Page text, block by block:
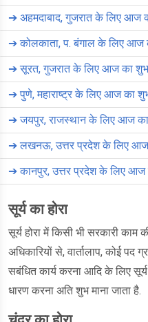
➔ अहमदाबाद, गुजरात के लिए आज
➔कोलकाता, प. बंगाल के लिए आज
➔सूरत, गुजरात के लिए आज का शुभ
➔पुणे, महाराष्ट्र के लिए आज का शुभ
➔जयपुर, राजस्थान के लिए आज का
➔लखनऊ, उत्तर प्रदेश के लिए आज
➔कानपुर, उत्तर प्रदेश के लिए आज
सूर्य का होरा
सूर्य होरा में किसी भी सरकारी काम
अधिकारियों से, वार्तालाप, कोई पद
सबंधित कार्य करना आदि के लिए सूर्य
धारण करना अति शुभ माना जाता है.